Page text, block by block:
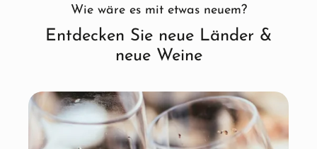
Wie wäre es mit etwas neuem?
Entdecken Sie neue Länder &
neue Weine